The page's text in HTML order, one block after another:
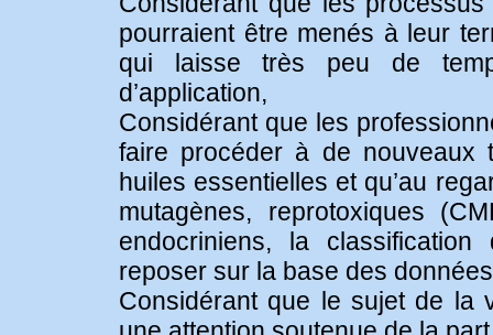
pourraient être menés à leur
qui laisse très peu de
d’application,
Considérant que les
faire procéder à de nouveaux
huiles essentielles et qu’au
mutagènes, reprotoxiques
endocriniens, la
reposer sur la base des
Considérant que le sujet de la